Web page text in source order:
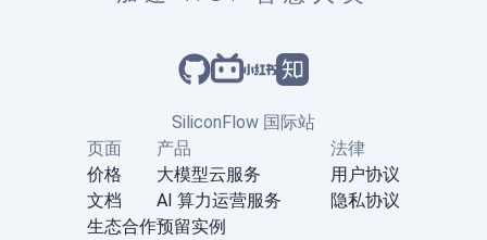
SiliconFlow 国际站
页面
价格
文档
生态合作
产品
大模型云服务
AI 算力运营服务
预留实例
法律
用户协议
隐私协议